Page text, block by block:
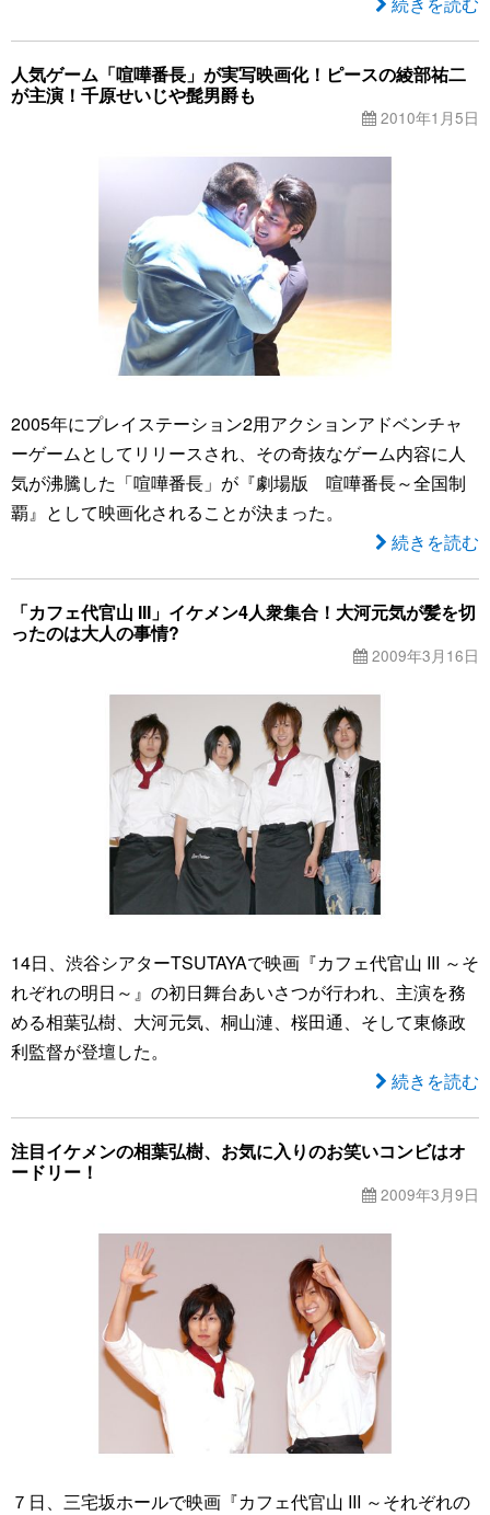
人気ゲーム「喧嘩番長」が実写映画化！ピースの綾部祐二
が主演！千原せいじや髭男爵も
2010年1月5日
2005年にプレイステーション2用アクションアドベンチャ
ーゲームとしてリリースされ、その奇抜なゲーム内容に人
気が沸騰した「喧嘩番長」が『劇場版 喧嘩番長～全国制
覇』として映画化されることが決まった。
続きを読む
「カフェ代官山 III」イケメン4人衆集合！大河元気が髪を切
ったのは大人の事情?
2009年3月16日
14日、渋谷シアターTSUTAYAで映画『カフェ代官山 III ～そ
れぞれの明日～』の初日舞台あいさつが行われ、主演を務
める相葉弘樹、大河元気、桐山漣、桜田通、そして東條政
利監督が登壇した。
続きを読む
注目イケメンの相葉弘樹、お気に入りのお笑いコンビはオ
ードリー！
2009年3月9日
７日、三宅坂ホールで映画『カフェ代官山 III ～それぞれの